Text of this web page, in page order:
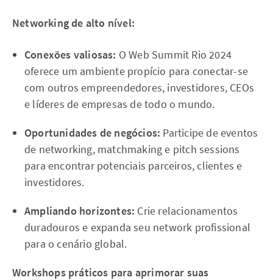
Networking de alto nível:
Conexões valiosas: O Web Summit Rio 2024
oferece um ambiente propício para conectar-se
com outros empreendedores, investidores, CEOs
e líderes de empresas de todo o mundo.
Oportunidades de negócios: Participe de eventos
de networking, matchmaking e pitch sessions
para encontrar potenciais parceiros, clientes e
investidores.
Ampliando horizontes: Crie relacionamentos
duradouros e expanda seu network profissional
para o cenário global.
Workshops práticos para aprimorar suas